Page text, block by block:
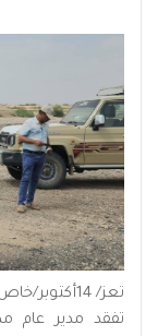
تعز/ 14أكتوبر/خاص:
تفقد مدير عام